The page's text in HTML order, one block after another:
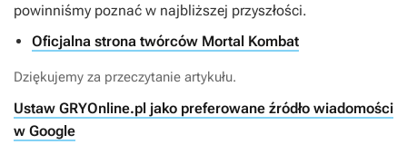
powinniśmy poznać w najbliższej przyszłości.
Oficjalna strona twórców Mortal Kombat
Dziękujemy za przeczytanie artykułu.
Ustaw GRYOnline.pl jako preferowane źródło wiadomości
w Google